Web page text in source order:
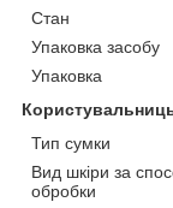
Стан
Упаковка засобу
Упаковка
Тип сумки
Вид шкіри за
обробки